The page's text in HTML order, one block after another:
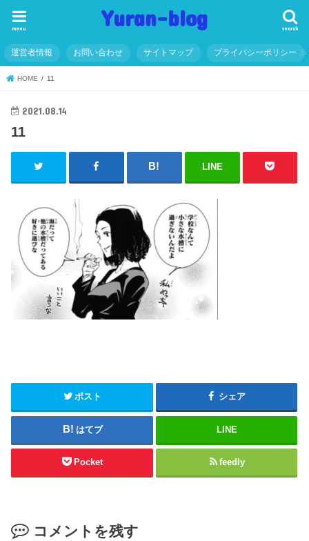
Yuran-blog search
menu
運営者情報 お問い合わせ サイトマップ プライバシーポリシー
HOME 11
2021.08.14
11
LINE
ポスト シェア
はてブ LINE
Pocket feedly
コメントを残す